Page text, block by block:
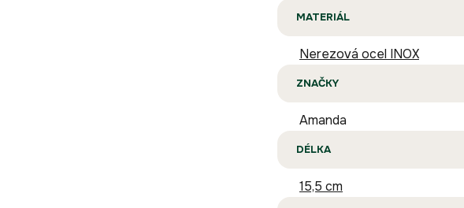
MATERIÁL
Nerezová ocel INOX
ZNAČKY
Amanda
DÉLKA
15,5 cm